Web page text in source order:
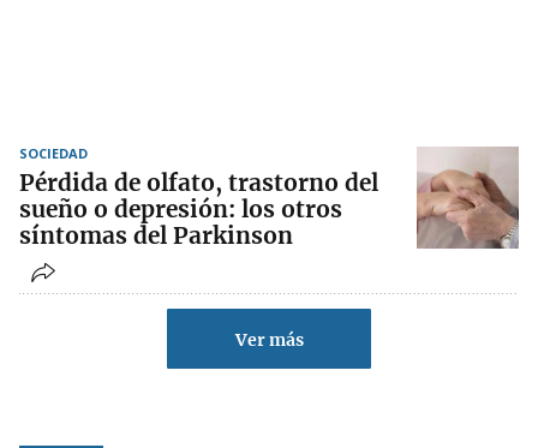
SOCIEDAD
Pérdida de olfato, trastorno del
sueño o depresión: los otros
síntomas del Parkinson
Ver más